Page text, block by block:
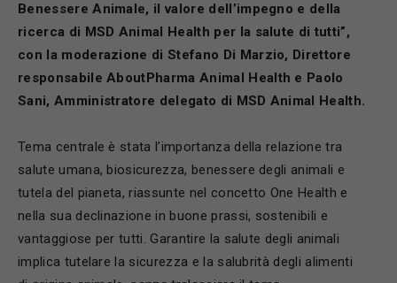
Benessere Animale, il valore dell’impegno e della
ricerca di MSD Animal Health per la salute di tutti”,
con la moderazione di Stefano Di Marzio, Direttore
responsabile AboutPharma Animal Health e Paolo
Sani, Amministratore delegato di MSD Animal Health.
Tema centrale è stata l’importanza della relazione tra
salute umana, biosicurezza, benessere degli animali e
tutela del pianeta, riassunte nel concetto One Health e
nella sua declinazione in buone prassi, sostenibili e
vantaggiose per tutti. Garantire la salute degli animali
implica tutelare la sicurezza e la salubrità degli alimenti